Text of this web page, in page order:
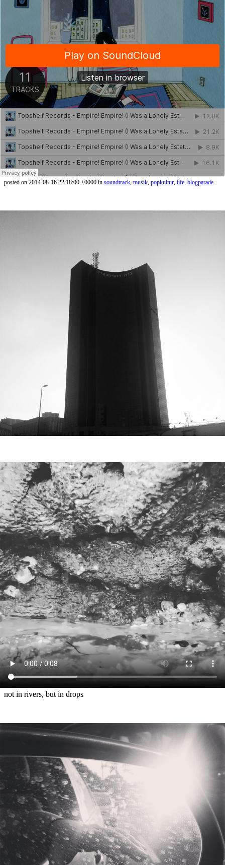
posted on 2014-08-16 22:18:00 +0000 in soundtrack, musik, popkultur, life, blogparade
not in rivers, but in drops